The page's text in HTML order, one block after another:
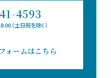
4593
（土日祝を除く）
ォームはこちら